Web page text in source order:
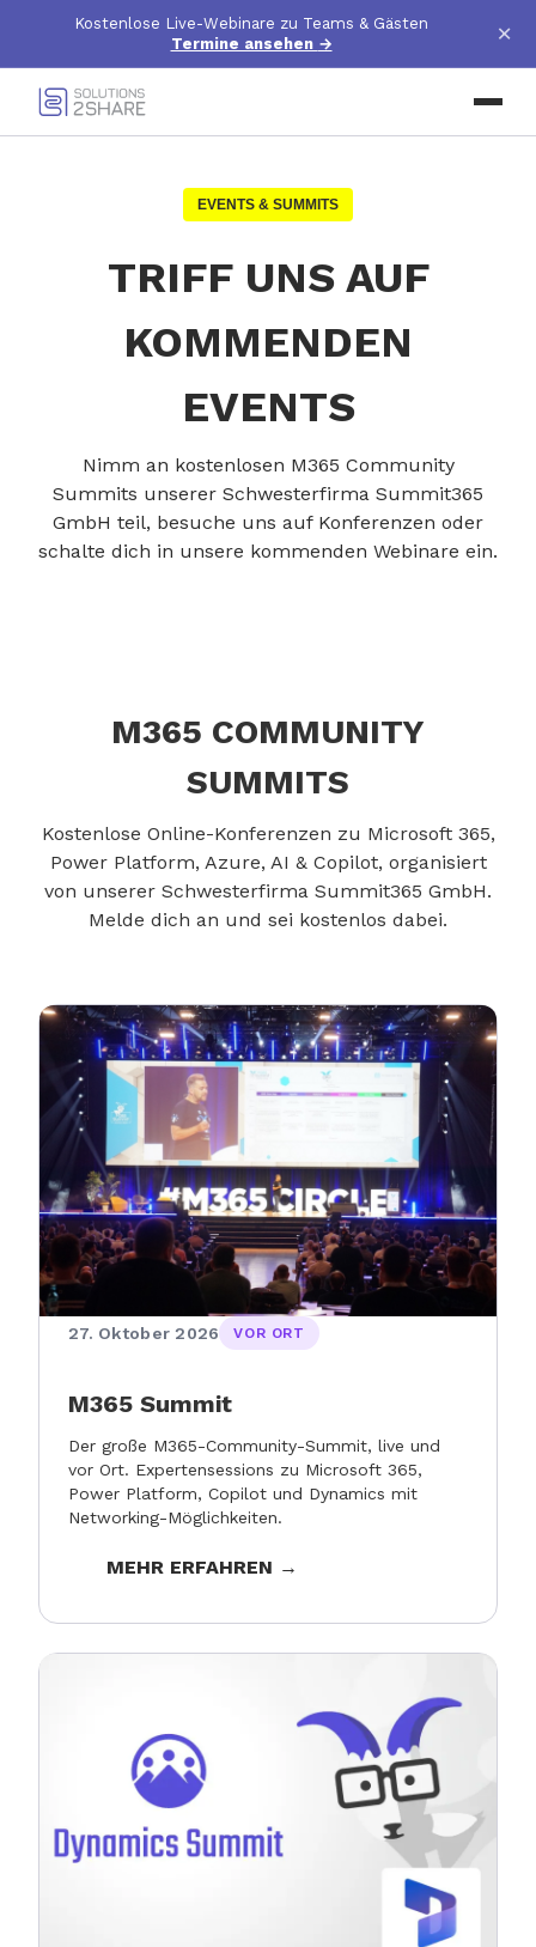
Kostenlose Live-Webinare zu Teams & Gästen
Termine ansehen → ×
EVENTS & SUMMITS
TRIFF UNS AUF
KOMMENDEN
EVENTS
Nimm an kostenlosen M365 Community
Summits unserer Schwesterfirma Summit365
GmbH teil, besuche uns auf Konferenzen oder
schalte dich in unsere kommenden Webinare ein.
M365 COMMUNITY
SUMMITS
Kostenlose Online-Konferenzen zu Microsoft 365,
Power Platform, Azure, AI & Copilot, organisiert
von unserer Schwesterfirma Summit365 GmbH.
Melde dich an und sei kostenlos dabei.
27. Oktober 2026 VOR ORT
M365 Summit
Der große M365-Community-Summit, live und
vor Ort. Expertensessions zu Microsoft 365,
Power Platform, Copilot und Dynamics mit
Networking-Möglichkeiten.
MEHR ERFAHREN →